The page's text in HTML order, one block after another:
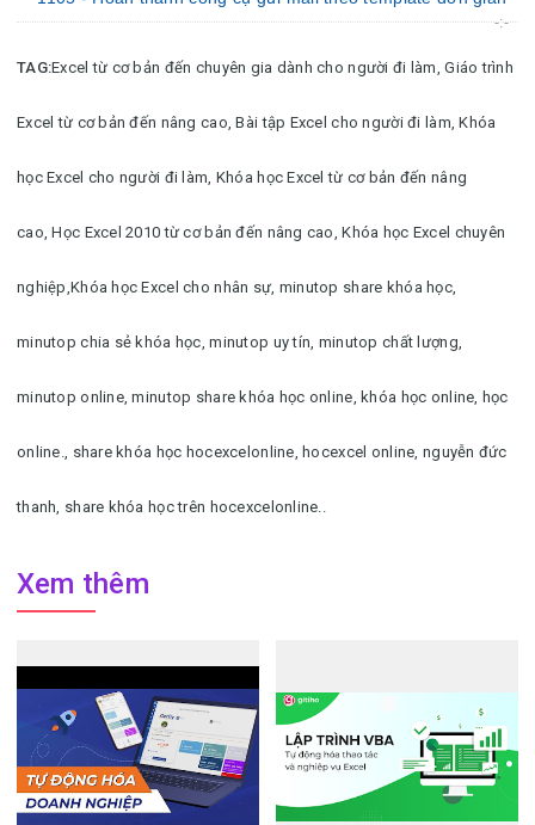
-:-
TAG:Excel từ cơ bản đến chuyên gia dành cho người đi làm,Giáo trình
Excel từ cơ bản đến nâng cao,Bài tập Excel cho người đi làm,Khóa
học Excel cho người đi làm, Khóa học Excel từ cơ bản đến nâng
cao,Học Excel 2010 từ cơ bản đến nâng cao,Khóa học Excel chuyên
nghiệp,Khóa học Excel cho nhân sự, minutop share khóa học,
minutop chia sẻ khóa học, minutop uy tín, minutop chất lượng,
minutop online, minutop share khóa học online, khóa học online, học
online., share khóa học hocexcelonline, hocexcel online, nguyễn đức
thanh, share khóa học trên hocexcelonline..
Xem thêm